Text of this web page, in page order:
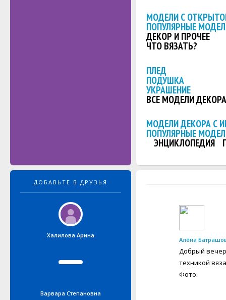
МОДЕЛИ С
ПОПУЛЯРНЫЕ
ДЕКОР И ПРОЧЕЕ
ЧТО ВЯЗАТЬ?
ПЛЕД
ПОДУШКА
УКРАШЕНИЕ
ВСЕ МОДЕЛИ ДЕКОРА
МОДЕЛИ ДЕКОРА С
ПОПУЛЯРНЫЕ
ЭНЦИКЛОПЕДИЯ
ДОБАВЬТЕ В ДРУЗЬЯ
Халилова Арина
Варвара Степановна
Алёна
Добрый
техникой
Фото: